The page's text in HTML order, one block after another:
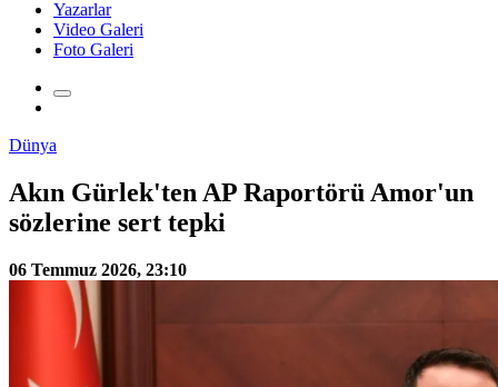
Yazarlar
Video Galeri
Foto Galeri
Dünya
Akın Gürlek'ten AP Raportörü Amor'un
sözlerine sert tepki
06 Temmuz 2026, 23:10